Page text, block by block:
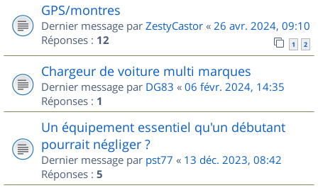
GPS/montres
Dernier message par ZestyCastor « 26 avr. 2024, 09:10
Réponses : 12 1 2
Chargeur de voiture multi marques
Dernier message par DG83 « 06 févr. 2024, 14:35
Réponses : 1
Un équipement essentiel qu'un débutant
pourrait négliger ?
Dernier message par pst77 « 13 déc. 2023, 08:42
Réponses : 5